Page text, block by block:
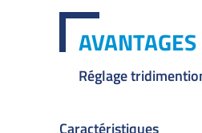
AVANTAGES
Réglage